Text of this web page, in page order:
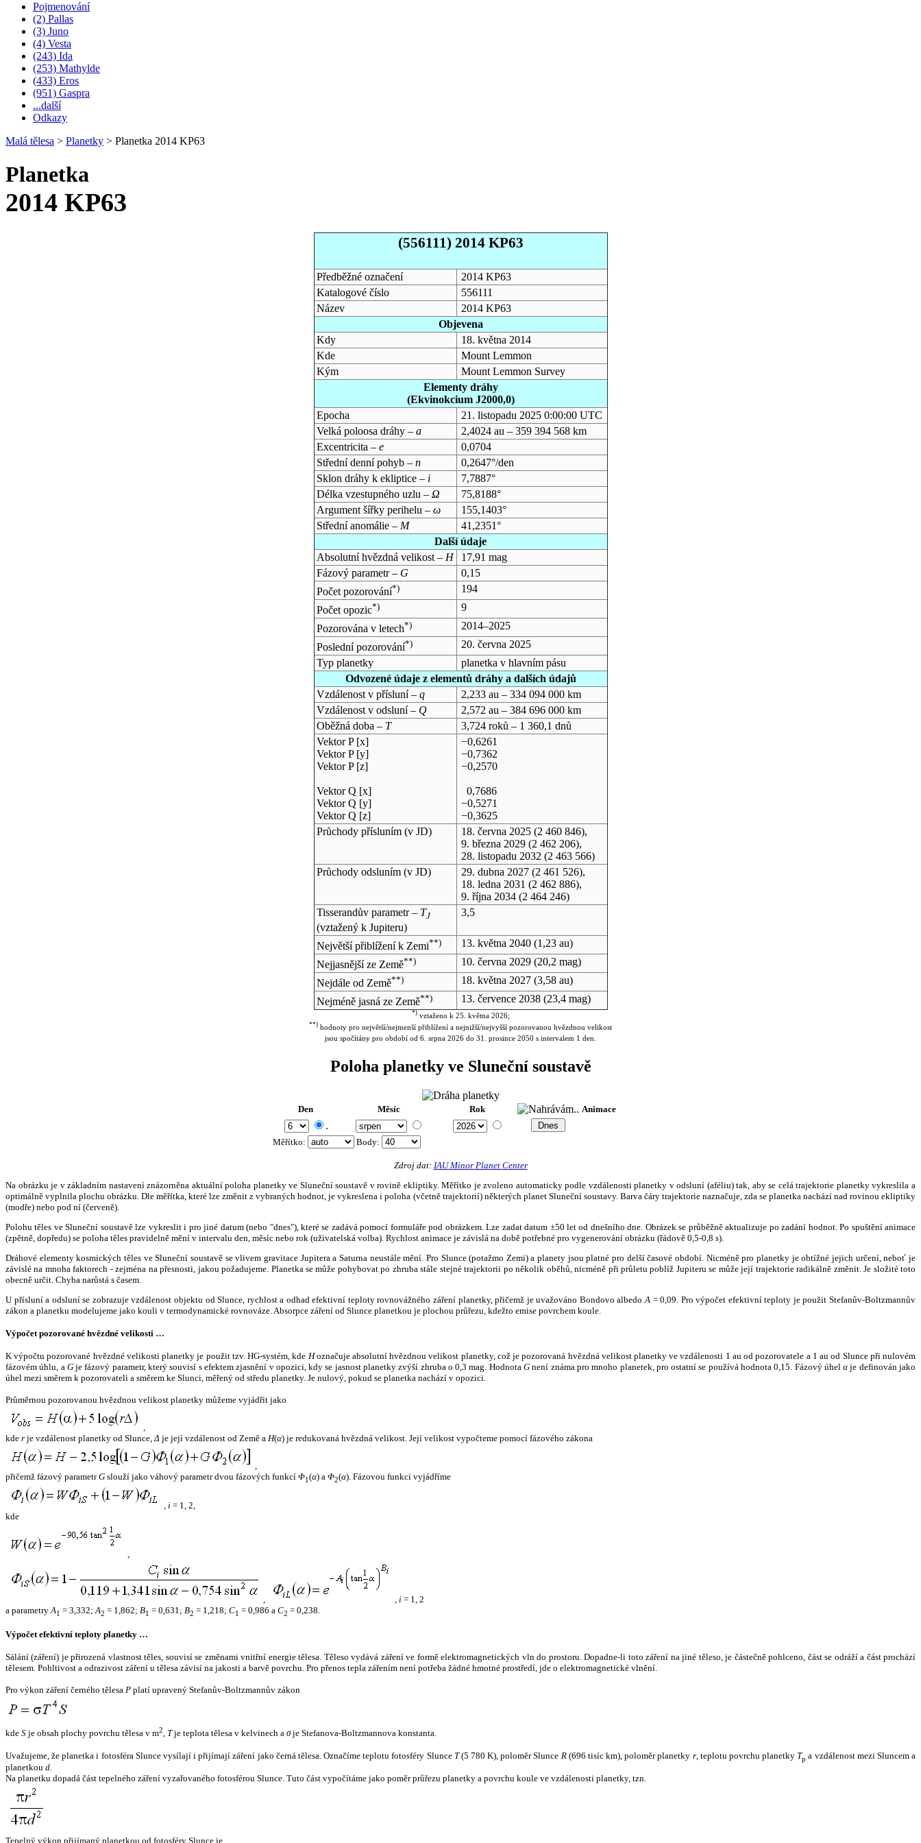
Pojmenování
(2) Pallas
(3) Juno
(4) Vesta
(243) Ida
(253) Mathylde
(433) Eros
(951) Gaspra
...další
Odkazy
Malá tělesa > Planetky > Planetka 2014 KP63
Planetka
2014 KP63
(556111) 2014 KP63
Předběžné označení
2014 KP63
Katalogové číslo
556111
Název
2014 KP63
Objevena
Kdy
18. května 2014
Kde
Mount Lemmon
Kým
Mount Lemmon Survey
Elementy dráhy
(Ekvinokcium J2000,0)
Epocha
21. listopadu 2025 0:00:00 UTC
Velká poloosa dráhy – a
2,4024 au – 359 394 568 km
Excentricita – e
0,0704
Střední denní pohyb – n
0,2647°/den
Sklon dráhy k ekliptice – i
7,7887°
Délka vzestupného uzlu – Ω
75,8188°
Argument šířky perihelu – ω
155,1403°
Střední anomálie – M
41,2351°
Další údaje
Absolutní hvězdná velikost – H
17,91 mag
Fázový parametr – G
0,15
Počet pozorování*)
194
Počet opozic*)
9
Pozorována v letech*)
2014–2025
Poslední pozorování*)
20. června 2025
Typ planetky
planetka v hlavním pásu
Odvozené údaje z elementů dráhy a dalších údajů
Vzdálenost v přísluní – q
2,233 au – 334 094 000 km
Vzdálenost v odsluní – Q
2,572 au – 384 696 000 km
Oběžná doba – T
3,724 roků – 1 360,1 dnů
Vektor P [x]
Vektor P [y]
Vektor P [z]
Vektor Q [x]
Vektor Q [y]
Vektor Q [z]
−0,6261
−0,7362
−0,2570
0,7686
−0,5271
−0,3625
Průchody přísluním (v JD) 18. června 2025(2 460 846),
9. března 2029(2 462 206),
28. listopadu 2032 (2 463 566)
Průchody odsluním (v JD) 29. dubna 2027(2 461 526),
18. ledna 2031 (2 462 886),
9. října 2034(2 464 246)
Tisserandův parametr – TJ
(vztažený k Jupiteru)
3,5
Největší přiblížení k Zemi**) 13. května 2040(1,23 au)
Nejjasnější ze Země**) 10. června 2029(20,2 mag)
Nejdále od Země**) 18. května 2027(3,58 au)
Nejméně jasná ze Země**) 13. července 2038(23,4 mag)
*)vztaženo k 25. května 2026;
**) hodnoty pro největší/nejmenší přiblížení a nejnižší/nejvyšší pozorovanou hvězdnou velikost
jsou spočítány pro období od 6. srpna 2026 do 31. prosince 2050 s intervalem 1 den.
Poloha planetky ve Sluneční soustavě
Den Měsíc Rok Animace
.
Měřítko: Body:
Zdroj dat: IAU Minor Planet Center
Na obrázku je v základním nastavení znázorněna aktuální poloha planetky ve Sluneční soustavě v rovině ekliptiky. Měřítko je zvoleno automaticky podle vzdálenosti planetky v odsluní (aféliu) tak, aby se celá trajektorie planetky vykreslila a
optimálně vyplnila plochu obrázku. Dle měřítka, které lze změnit z vybraných hodnot, je vykreslena i poloha (včetně trajektorií) některých planet Sluneční soustavy. Barva čáry trajektorie naznačuje, zda se planetka nachází nad rovinou ekliptiky
(modře) nebo pod ní (červeně).
Polohu těles ve Sluneční soustavě lze vykreslit i pro jiné datum (nebo "dnes"), které se zadává pomocí formuláře pod obrázkem. Lze zadat datum ±50 let od dnešního dne. Obrázek se průběžně aktualizuje po zadání hodnot. Po spuštění animace
(zpětně, dopředu) se poloha těles pravidelně mění v intervalu den, měsíc nebo rok (uživatelská volba). Rychlost animace je závislá na době potřebné pro vygenerování obrázku (řádově 0,5-0,8 s).
Dráhové elementy kosmických těles ve Sluneční soustavě se vlivem gravitace Jupitera a Saturna neustále mění. Pro Slunce (potažmo Zemi) a planety jsou platné pro delší časové období. Nicméně pro planetky je obtížné jejich určení, neboť je
závislé na mnoha faktorech - zejména na přesnosti, jakou požadujeme. Planetka se může pohybovat po zhruba stále stejné trajektorii po několik oběhů, nicméně při průletu poblíž Jupiteru se může její trajektorie radikálně změnit. Je složité toto
obecně určit. Chyba narůstá s časem.
U přísluní a odsluní se zobrazuje vzdálenost objektu od Slunce, rychlost a odhad efektivní teploty rovnovážného záření planetky, přičemž je uvažováno Bondovo albedo A = 0,09. Pro výpočet efektivní teploty je použit Stefanův-Boltzmannův
zákon a planetku modelujeme jako kouli v termodynamické rovnováze. Absorpce záření od Slunce planetkou je plochou průřezu, kdežto emise povrchem koule.
Výpočet pozorované hvězdné velikosti …
K výpočtu pozorované hvězdné velikosti planetky je použit tzv. HG-systém, kde Hoznačuje absolutní hvězdnou velikost planetky, což je pozorovaná hvězdná velikost planetky ve vzdálenosti 1 au od pozorovatele a 1 au od Slunce při nulovém
fázovém úhlu, a Gje fázový parametr, který souvisí s efektem zjasnění v opozici, kdy se jasnost planetky zvýší zhruba o 0,3 mag. HodnotaG není známa pro mnoho planetek, pro ostatní se používá hodnota 0,15. Fázový úhelα je definován jako
úhel mezi směrem k pozorovateli a směrem ke Slunci, měřený od středu planetky. Je nulový, pokud se planetka nachází v opozici.
Průměrnou pozorovanou hvězdnou velikost planetky můžeme vyjádřit jako
,
kde r je vzdálenost planetky od Slunce,Δ je její vzdálenost od Země a H(α) je redukovaná hvězdná velikost. Její velikost vypočteme pomocí fázového zákona
,
přičemž fázový parametrG slouží jako váhový parametr dvou fázových funkcí Φ1(α) a Φ2(α). Fázovou funkci vyjádříme
, i = 1, 2,
kde
,
, , i = 1, 2
a parametryA1 = 3,332;A2 = 1,862; B1 = 0,631; B2 = 1,218; C1 = 0,986 a C2 = 0,238.
Výpočet efektivní teploty planetky …
Sálání (záření) je přirozená vlastnost těles, souvisí se změnami vnitřní energie tělesa. Těleso vydává záření ve formě elektromagnetických vln do prostoru. Dopadne-li toto záření na jiné těleso, je částečně pohlceno, část se odráží a část prochází
tělesem. Pohltivost a odrazivost záření u tělesa závisí na jakosti a barvě povrchu. Pro přenos tepla zářením není potřeba žádné hmotné prostředí, jde o elektromagnetické vlnění.
Pro výkon záření černého tělesa P platí upravený Stefanův-Boltzmannův zákon
kde S je obsah plochy povrchu tělesa v m2, Tje teplota tělesa v kelvinech a σje Stefanova-Boltzmannova konstanta.
Uvažujeme, že planetka i fotosféra Slunce vysílají i přijímají záření jako černá tělesa. Označíme teplotu fotosféry Slunce T(5 780 K), poloměr Slunce R(696 tisíc km), poloměr planetky r, teplotu povrchu planetky Tp a vzdálenost mezi Sluncem a
planetkou d.
Na planetku dopadá část tepelného záření vyzařovaného fotosférou Slunce. Tuto část vypočítáme jako poměr průřezu planetky a povrchu koule ve vzdálenosti planetky, tzn.
Tepelný výkon přijímaný planetkou od fotosféry Slunce je